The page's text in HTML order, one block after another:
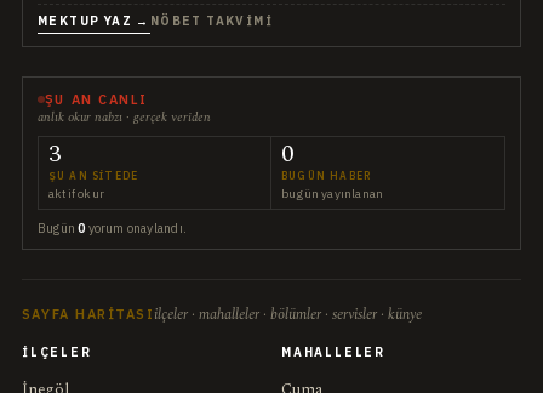
MEKTUP YAZ → NÖBET TAKVIMI
ŞU AN CANLI
anlık okur nabzı · gerçek veriden
3
ŞU AN SITEDE
aktif okur
0
BUGÜN HABER
bugün yayınlanan
Bugün0 yorum onaylandı.
SAYFA HARITASI ilçeler · mahalleler · bölümler · servisler · künye
İLÇELER MAHALLELER